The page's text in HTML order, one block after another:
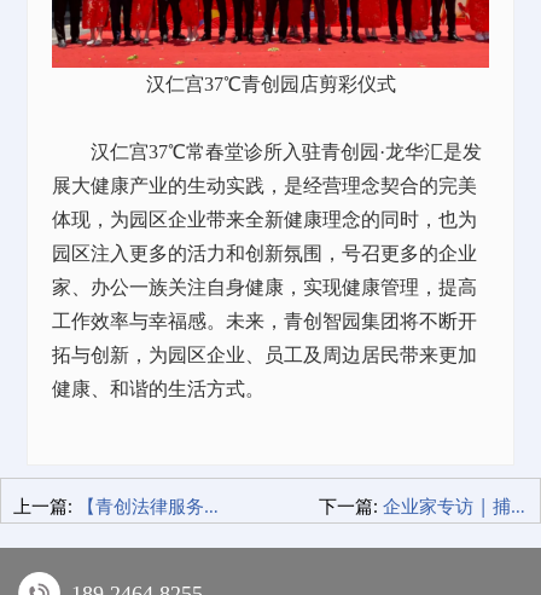
汉仁宫37℃青创园店剪彩仪式
汉仁宫37℃常春堂诊所入驻青创园·龙华汇是发
展大健康产业的生动实践，是经营理念契合的完美
体现，为园区企业带来全新健康理念的同时，也为
园区注入更多的活力和创新氛围，号召更多的企业
家、办公一族关注自身健康，实现健康管理，提高
工作效率与幸福感。未来，青创智园集团将不断开
拓与创新，为园区企业、员工及周边居民带来更加
健康、和谐的生活方式。
上一篇: 【青创法律服务中心】走进社区 开展“法律明白人”普法活动 下一篇: 企业家专访 | 捕捉瞬间 创造永恒 光影艺术与商业价值的完美结合